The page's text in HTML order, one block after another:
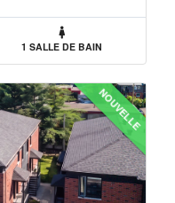
1 SALLE DE BAIN
NOUVELLE